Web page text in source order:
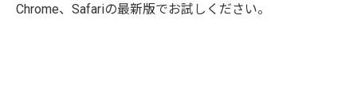
Chrome、Safariの最新版でお試しください。